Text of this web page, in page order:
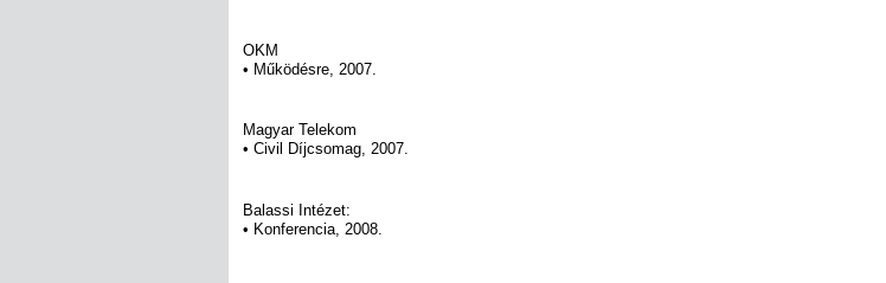
OKM
• Működésre, 2007.
Magyar Telekom
• Civil Díjcsomag, 2007.
Balassi Intézet:
• Konferencia, 2008.